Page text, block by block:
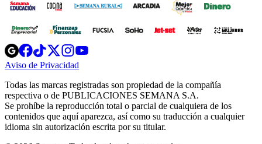
Opens
in
new
Opens
in
new
Opens
in
new
window
Opens
new
windowwindow
Aviso de Privacidad
new
window
Todas las marcas registradas son propiedad de la compañía
respectiva o de PUBLICACIONES SEMANA S.A.
Se prohíbe la reproducción total o parcial de cualquiera de los
contenidos que aquí aparezca, así como su traducción a cualquier
idioma sin autorización escrita por su titular.